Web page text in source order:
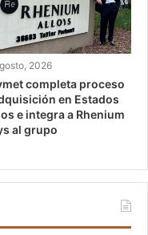
2026
completa proceso
en Estados
e integra a Rhenium
al grupo